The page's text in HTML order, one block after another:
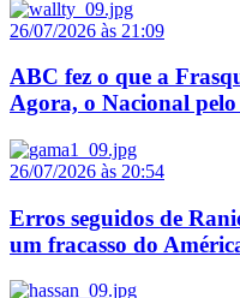
26/07/2026 às 21:09
ABC fez o que a
Agora, o Nacional pelo
26/07/2026 às 20:54
Erros seguidos de
um fracasso do